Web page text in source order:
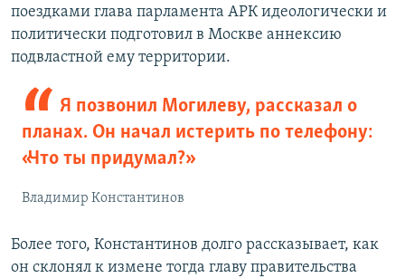
поездками глава парламента АРК идеологически и
политически подготовил в Москве аннексию
подвластной ему территории.
Я позвонил Могилеву, рассказал о
планах. Он начал истерить по телефону:
«Что ты придумал?»
Владимир Константинов
Более того, Константинов долго рассказывает, как
он склонял к измене тогда главу правительства